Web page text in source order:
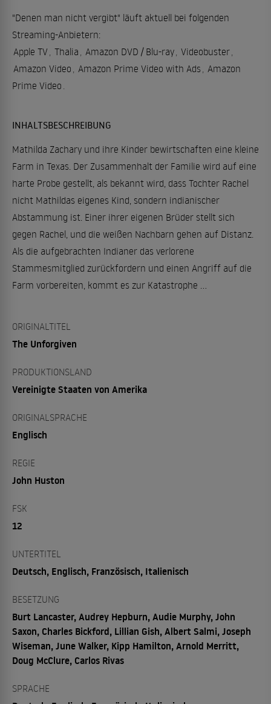
"Denen man nicht vergibt" läuft aktuell bei folgenden
Streaming-Anbietern:
Apple TV Thalia Amazon DVD / Blu-ray Videobuster
Amazon Video
Amazon Prime Video with Ads Amazon
Prime Video
INHALTSBESCHREIBUNG
Mathilda Zachary und ihre Kinder bewirtschaften eine kleine
Farm in Texas. Der Zusammenhalt der Familie wird auf eine
harte Probe gestellt, als bekannt wird, dass Tochter Rachel
nicht Mathildas eigenes Kind, sondern indianischer
Abstammung ist. Einer ihrer eigenen Brüder stellt sich
gegen Rachel, und die weißen Nachbarn gehen auf Distanz.
Als die aufgebrachten Indianer das verlorene
Stammesmitglied zurückfordern und einen Angriff auf die
Farm vorbereiten, kommt es zur Katastrophe ...
ORIGINALTITEL
The Unforgiven
PRODUKTIONSLAND
Vereinigte Staaten von Amerika
ORIGINALSPRACHE
Englisch
REGIE
John Huston
FSK
12
UNTERTITEL
Deutsch, Englisch, Französisch, Italienisch
BESETZUNG
Burt Lancaster, Audrey Hepburn, Audie Murphy, John
Saxon, Charles Bickford, Lillian Gish, Albert Salmi, Joseph
Wiseman, June Walker, Kipp Hamilton, Arnold Merritt,
Doug McClure, Carlos Rivas
SPRACHE